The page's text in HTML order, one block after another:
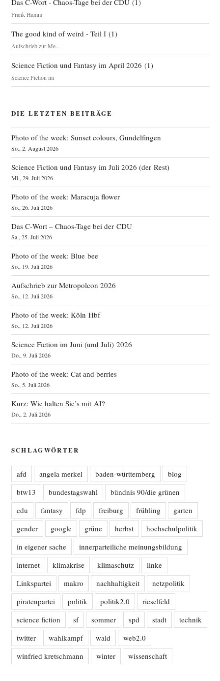
Frank Hamm
The good kind of weird - Teil I(1)
Aufschrieb zur Me...
Science Fiction und Fantasy im April 2026 (1)
Science Fiction im
DIE LETZTEN BEITRÄGE
Photo of the week: Sunset colours, Gundelfingen
So., 2. August 2026
Science Fiction und Fantasy im Juli 2026 (der Rest)
Mi., 29. Juli 2026
Photo of the week: Maracuja flower
So., 26. Juli 2026
Das C‑Wort – Chaos-Tage bei der CDU
Sa., 25. Juli 2026
Photo of the week: Blue bee
So., 19. Juli 2026
Aufschrieb zur Metropolcon 2026
So., 12. Juli 2026
Photo of the week: Köln Hbf
So., 12. Juli 2026
Science Fiction im Juni (und Juli) 2026
Do., 9. Juli 2026
Photo of the week: Cat and berries
So., 5. Juli 2026
Kurz: Wie halten Sie’s mit AI?
Do., 2. Juli 2026
SCHLAGWÖRTER
afd angela merkel baden-württemberg
blog
btw13
bundestagswahl
bündnis 90/die grünen
cdu
fantasy fdp freiburg frühling
garten
gender
google grüne herbst
hochschulpolitik
in eigener sache
innerparteiliche meinungsbildung
internet
klimakrise klimaschutz
linke
Linkspartei
makro nachhaltigkeit
netzpolitik
piratenpartei
politik politik2.0
rieselfeld
science fiction
sf sommer spd stadt
technik
twitter
wahlkampf wald
web2.0
winfried kretschmann
winter wissenschaft